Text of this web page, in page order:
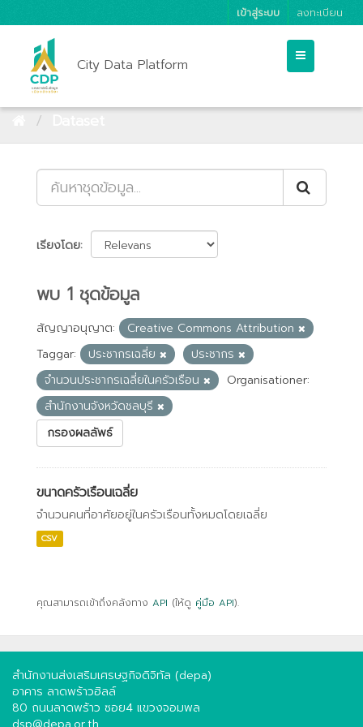
เข้าสู่ระบบ ลงทะเบียน
City Data Platform
เรียงโดย
พบ 1 ชุดข้อมูล
สัญญาอนุญาต:
Creative Commons Attribution
Taggar:
ประชากรเฉลี่ย
ประชากร
จำนวนประชากรเฉลี่ยในครัวเรือน
Organisationer:
สำนักงานจังหวัดชลบุรี
กรองผลลัพธ์
ขนาดครัวเรือนเฉลี่ย
จำนวนคนที่อาศัยอยู่ในครัวเรือนทั้งหมดโดยเฉลี่ย
CSV
คุณสามารถเข้าถึงคลังทาง API (ให้ดู คู่มือ API).
สำนักงานส่งเสริมเศรษฐกิจดิจิทัล (depa)
อาคาร ลาดพร้าวฮิลล์
80 ถนนลาดพร้าว ซอย4 แขวงจอมพล